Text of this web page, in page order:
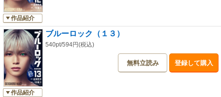
作品紹介
作品紹介
ブルーロック（１３）
540pt/594円(税込)
無料立読み 登録して購入